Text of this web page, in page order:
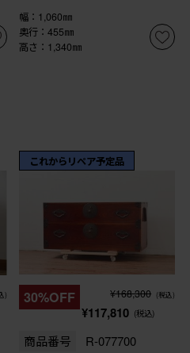
幅：1,060㎜
奥行：455㎜
高さ：1,340㎜
)
これからリペア予定品
30%OFF ¥168,300 (税込)
¥117,810 (税込)
商品番号 R-077700